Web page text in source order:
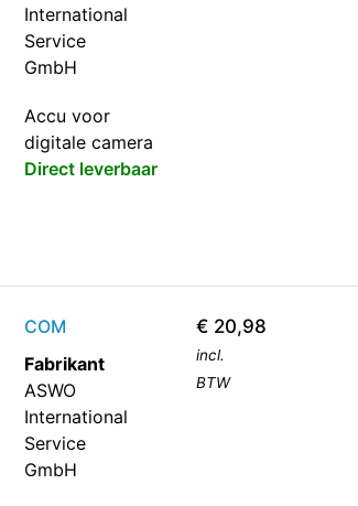
International
Service
GmbH
Accu voor
digitale camera
Direct leverbaar
COM
Fabrikant
ASWO
International
Service
GmbH
€ 20,98
incl.
BTW